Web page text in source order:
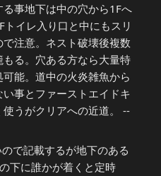
事地下は中の穴から1Fへ
イレ入り口と中にもスリ
注意。ネスト破壊後複数
る。穴ある方なら大量特
能。道中の火炎雑魚から
事とファーストエイドキ
うがクリアへの近道。 --
で記載するが​地下のある
下に誰かが着くと定時